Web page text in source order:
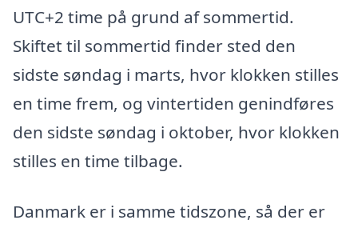
UTC+2 time på grund af sommertid.
Skiftet til sommertid finder sted den
sidste søndag i marts, hvor klokken stilles
en time frem, og vintertiden genindføres
den sidste søndag i oktober, hvor klokken
stilles en time tilbage.
Danmark er i samme tidszone, så der er